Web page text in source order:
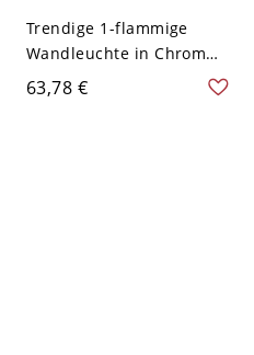
Trendige 1-flammige
Wandleuchte in Chrom
mit geometrischem
Ambiente,
63,78 €